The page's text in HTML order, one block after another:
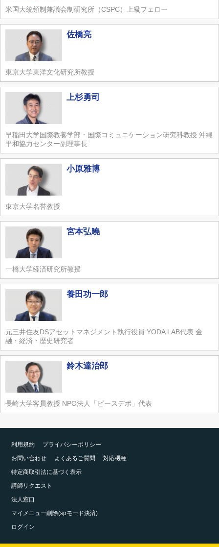
米国大統領制兼議会制研究所（CSPC）上級フェロー
佐橋亮
東京大学東洋文化研究所教授
上杉勇司
早稲田大学国際教養学部・国際コミュニケーション研究科教授 沖縄
平和協力センター副理事長
小原雅博
東京大学名誉教授
宮本弘曉
一橋大学経済研究所教授
養田功一郎
元三井住友DSアセットマネジメント執行役員 YODA LAB代表 金
融・経済・歴史研究者
鈴木達治郎
長崎大学客員教授 NPO法人「ピースデポ」代表
利用規約
プライバシーポリシー
お問い合わせ
よくあるご質問
対応機種
特定商取引法に基づく表示
講師リクエスト
法人窓口
マイメニュー削除(spモード決済)
ログイン